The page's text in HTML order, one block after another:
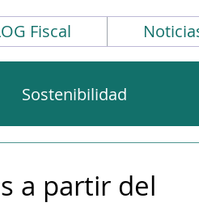
Fiscal
Sostenibilidad
a partir del